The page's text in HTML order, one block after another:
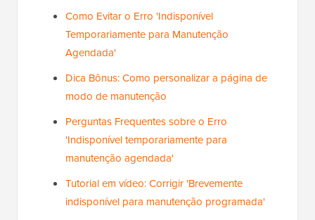
Como Evitar o Erro 'Indisponível
Temporariamente para Manutenção
Agendada'
Dica Bônus: Como personalizar a página de
modo de manutenção
Perguntas Frequentes sobre o Erro
'Indisponível temporariamente para
manutenção agendada'
Tutorial em vídeo: Corrigir 'Brevemente
indisponível para manutenção programada'